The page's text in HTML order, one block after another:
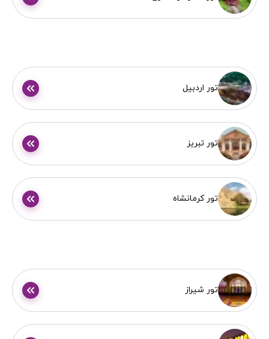
تور اردبیل
تور تبریز
تور کرمانشاه
تور شیراز